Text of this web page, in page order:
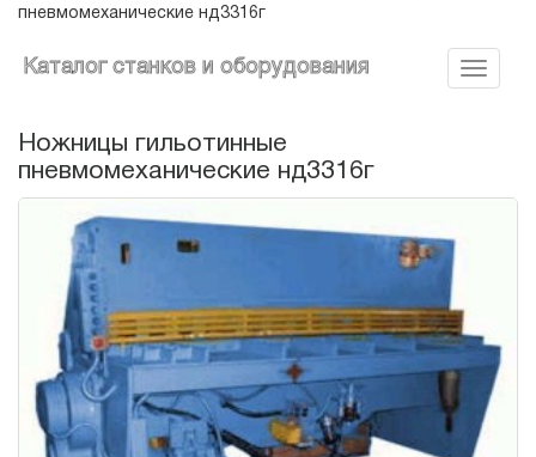
пневмомеханические нд3316г
Каталог станков и оборудования
Ножницы гильотинные
пневмомеханические нд3316г